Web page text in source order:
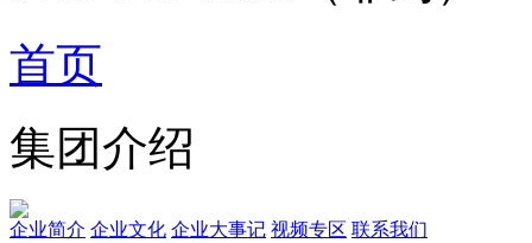
首页
集团介绍
企业简介 企业文化 企业⼤事记 视频专区 联系我们